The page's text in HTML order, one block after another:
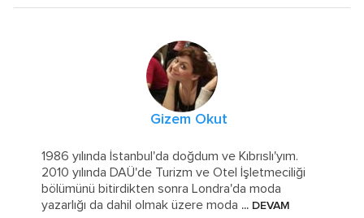
Gizem Okut
1986 yılında İstanbul'da doğdum ve Kıbrıslı'yım.
2010 yılında DAÜ'de Turizm ve Otel İşletmeciliği
bölümünü bitirdikten sonra Londra'da moda
yazarlığı da dahil olmak üzere moda ... DEVAM